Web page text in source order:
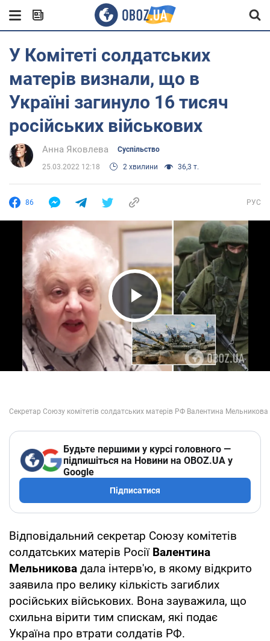
У Комітеті солдатських
матерів визнали, що в
Україні загинуло 16 тисяч
російських військових
Анна Яковлева Суспільство
25.03.2022 12:18 2 хвилини 36,3 т.
86 РУС
Play Video
Будьте першими у курсі головного —
підпишіться на Новини на OBOZ.UA у
Google
Підписатися
Відповідальний секретар Союзу комітетів
солдатських матерів Росії Валентина
Мельникова дала інтерв'ю, в якому відкрито
заявила про велику кількість загиблих
російських військових. Вона зауважила, що
схильна вірити тим спискам, які подає
Україна про втрати солдатів РФ.